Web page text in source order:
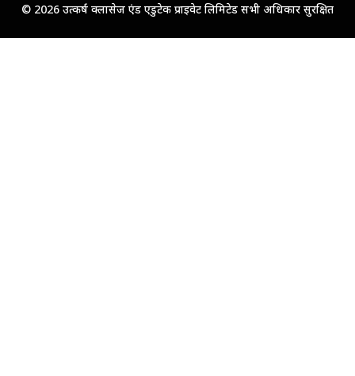
© 2026 उत्कर्ष क्लासेज एंड एडुटेक प्राइवेट लिमिटेड सभी अधिकार सुरक्षित